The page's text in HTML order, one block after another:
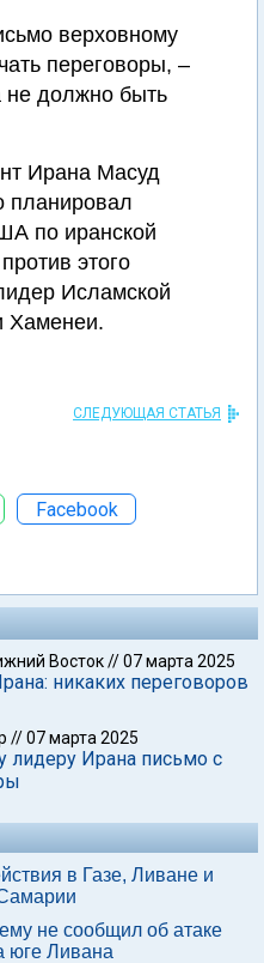
верховному
переговоры, –
не должно быть
Ирана Масуд
планировал
по иранской
этого
Исламской
Хаменеи.
СЛЕДУЮЩАЯ СТАТЬЯ
Facebook
Восток//07 марта 2025
никаких переговоров
//07 марта 2025
лидеру Ирана письмо с
в Газе, Ливане и
не сообщил об атаке
юге Ливана